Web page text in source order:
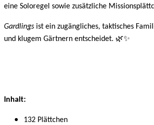
eine Soloregel sowie zusätzliche
Gardlings ist ein zugängliches, taktisches
und klugem Gärtnern entscheidet. 🌿✨
Inhalt:
132 Plättchen